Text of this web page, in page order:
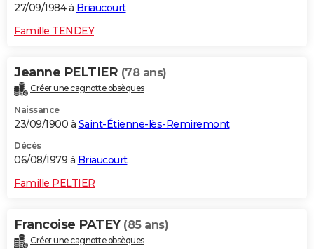
27/09/1984 à Briaucourt
Famille TENDEY
Jeanne PELTIER (78 ans)
Créer une cagnotte obsèques
Naissance
23/09/1900 à Saint-Étienne-lès-Remiremont
Décès
06/08/1979 à Briaucourt
Famille PELTIER
Francoise PATEY (85 ans)
Créer une cagnotte obsèques